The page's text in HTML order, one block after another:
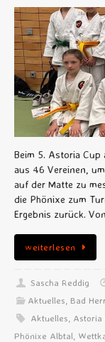
Beim 5. Astoria
aus 46 Vereinen,
auf der Matte zu
die Phönixe zum
Ergebnis zurück.
weiterlesen
Sascha Reddig
Aktuelles Bad
Aktuelles Astoria
Phönixe Albtal